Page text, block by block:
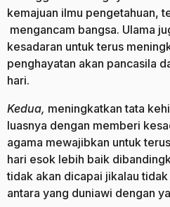
kemajuan ilmu pengetahuan,
mengancam bangsa. Ulama
kesadaran untuk terus
penghayatan akan pancasila
hari.
Kedua, meningkatkan tata
luasnya dengan memberi
agama mewajibkan untuk
hari esok lebih baik
tidak akan dicapai jikalau
antara yang duniawi dengan